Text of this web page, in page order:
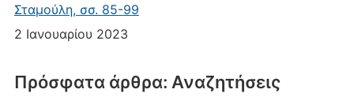
Σταμούλη, σσ. 85-99
2 Ιανουαρίου 2023
Πρόσφατα άρθρα: Αναζητήσεις